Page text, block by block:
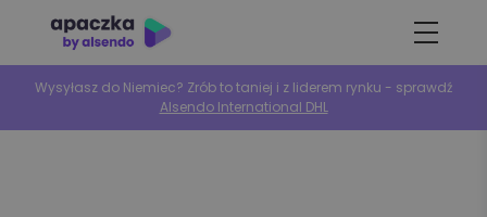
Wysyłasz do Niemiec? Zrób to taniej i z liderem rynku - sprawdź
Alsendo International DHL